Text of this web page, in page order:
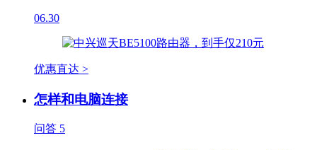
06.30
优惠直达 >
怎样和电脑连接
问答 5